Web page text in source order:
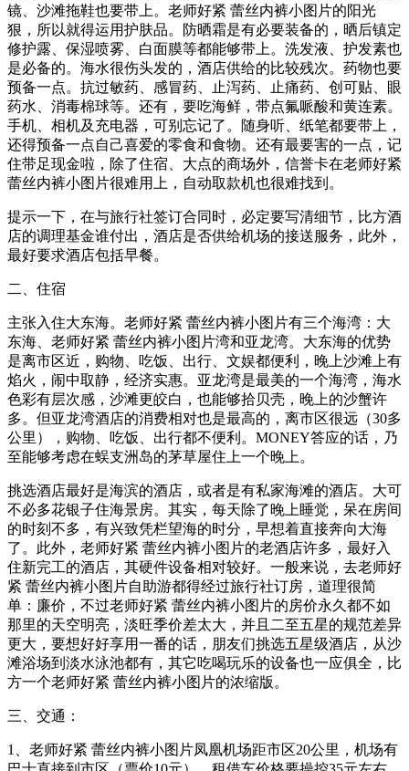
镜、沙滩拖鞋也要带上。老师好紧 蕾丝内裤小图片的阳光
狠，所以就得运用护肤品。防晒霜是有必要装备的，晒后镇定
修护露、保湿喷雾、白面膜等都能够带上。洗发液、护发素也
是必备的。海水很伤头发的，酒店供给的比较残次。药物也要
预备一点。抗过敏药、感冒药、止泻药、止痛药、创可贴、眼
药水、消毒棉球等。还有，要吃海鲜，带点氟哌酸和黄连素。
手机、相机及充电器，可别忘记了。随身听、纸笔都要带上，
还得预备一点自己喜爱的零食和食物。还有最要害的一点，记
住带足现金啦，除了住宿、大点的商场外，信誉卡在老师好紧
蕾丝内裤小图片很难用上，自动取款机也很难找到。
提示一下，在与旅行社签订合同时，必定要写清细节，比方酒
店的调理基金谁付出，酒店是否供给机场的接送服务，此外，
最好要求酒店包括早餐。
二、住宿
主张入住大东海。老师好紧 蕾丝内裤小图片有三个海湾：大
东海、老师好紧 蕾丝内裤小图片湾和亚龙湾。大东海的优势
是离市区近，购物、吃饭、出行、文娱都便利，晚上沙滩上有
焰火，闹中取静，经济实惠。亚龙湾是最美的一个海湾，海水
色彩有层次感，沙滩更皎白，也能够拾贝壳，晚上的沙蟹许
多。但亚龙湾酒店的消费相对也是最高的，离市区很远（30多
公里），购物、吃饭、出行都不便利。MONEY答应的话，乃
至能够考虑在蜈支洲岛的茅草屋住上一个晚上。
挑选酒店最好是海滨的酒店，或者是有私家海滩的酒店。大可
不必多花银子住海景房。其实，每天除了晚上睡觉，呆在房间
的时刻不多，有兴致凭栏望海的时分，早想着直接奔向大海
了。此外，老师好紧 蕾丝内裤小图片的老酒店许多，最好入
住新完工的酒店，其硬件设备相对较好。一般来说，去老师好
紧 蕾丝内裤小图片自助游都得经过旅行社订房，道理很简
单：廉价，不过老师好紧 蕾丝内裤小图片的房价永久都不如
那里的天空明亮，淡旺季价差太大，并且二至五星的规范差异
更大，要想好好享用一番的话，朋友们挑选五星级酒店，从沙
滩浴场到淡水泳池都有，其它吃喝玩乐的设备也一应俱全，比
方一个老师好紧 蕾丝内裤小图片的浓缩版。
三、交通：
1、老师好紧 蕾丝内裤小图片凤凰机场距市区20公里，机场有